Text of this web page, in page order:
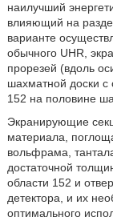
наилучший
влияющий на
варианте
обычного UHR,
прорезей (вдоль
шахматной доски
152 на половине
Экранирующие
материала,
вольфрама,
достаточной
области 152 и
детектора, и их
оптимального